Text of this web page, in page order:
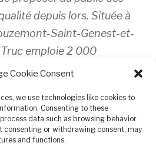
Cookie Consent
we use technologies like cookies to
Consenting to these
data such as browsing behavior
consenting or withdrawing consent, may
and functions.
depuis lors. Située à
Saint-Genest-et-
emploie 2 000
toutes sortes de
ou utilisatrice de